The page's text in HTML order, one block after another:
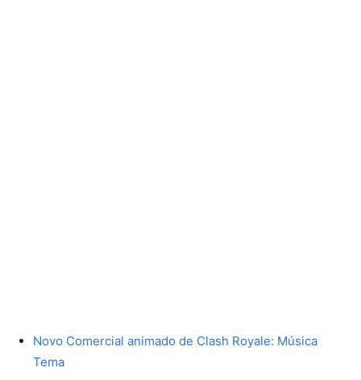
Novo Comercial animado de Clash Royale: Música
Tema